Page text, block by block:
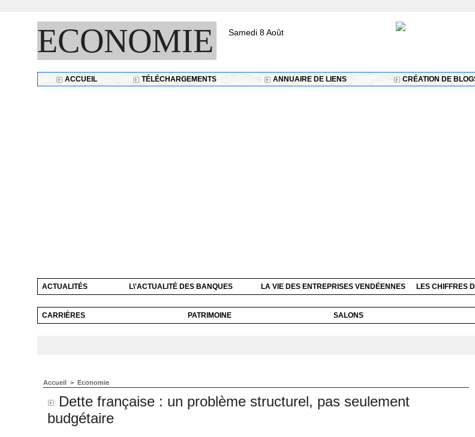
ECONOMIE Samedi 8 Août
ACCUEIL TÉLÉCHARGEMENTS ANNUAIRE DE LIENS CRÉATION DE
ACTUALITÉS L\'ACTUALITÉ DES BANQUES LA VIE DES ENTREPRISES VENDÉENNES LES CHIFFRES
CARRIÈRES PATRIMOINE SALONS
Accueil > Economie
Dette française : un problème structurel, pas seulement
budgétaire